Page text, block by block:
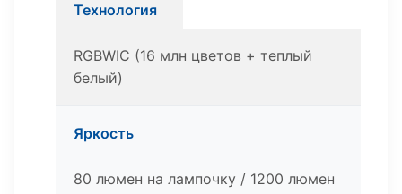
Технология
RGBWIC (16 млн цветов + теплый
белый)
Яркость
80 люмен на лампочку / 1200 люмен